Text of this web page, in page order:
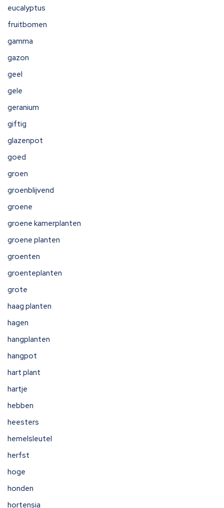
eucalyptus
fruitbomen
gamma
gazon
geel
gele
geranium
giftig
glazenpot
goed
groen
groenblijvend
groene
groene kamerplanten
groene planten
groenten
groenteplanten
grote
haag planten
hagen
hangplanten
hangpot
hart plant
hartje
hebben
heesters
hemelsleutel
herfst
hoge
honden
hortensia